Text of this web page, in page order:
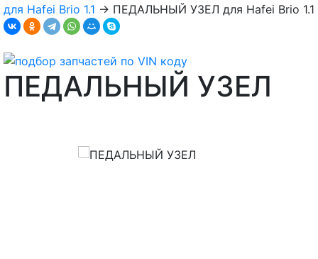
для Hafei Brio 1.1 → ПЕДАЛЬНЫЙ УЗЕЛ для Hafei Brio 1.1
ПЕДАЛЬНЫЙ УЗЕЛ